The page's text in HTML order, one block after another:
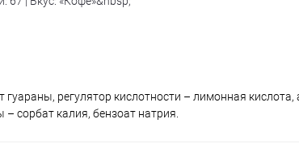
гуараны, регулятор кислотности – лимонная
сорбат калия, бензоат натрия.